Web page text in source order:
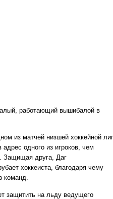
работающий вышибалой в
из матчей низшей хоккейной
одного из игроков, чем
Защищая друга, Даг
хоккеиста, благодаря чему
команд.
защитить на льду ведущего